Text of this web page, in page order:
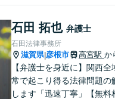
石田 拓也 弁護士
石田法律事務所
滋賀県|彦根市 高宮駅 か
【弁護士を身近に】関西
常で起こり得る法律問題
します「迅速丁寧」【無料